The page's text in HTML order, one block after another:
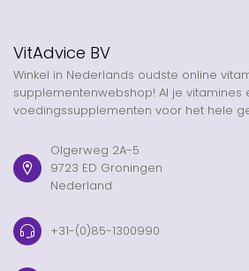
VitAdvice BV
Winkel in Nederlands oudste online
supplementenwebshop! Al je vitamines
voedingssupplementen voor het hele
Olgerweg 2A-5
9723 ED Groningen
Nederland
+31-(0)85-1300990